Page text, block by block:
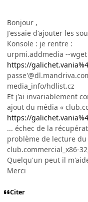
Bonjour ,
J'essaie d'ajouter les
Konsole : je rentre :
urpmi.addmedia --wget
https://
media_info/hdlist.cz
Et j'ai invariablement
ajout du média «
https://
... échec de la
problème de lecture
club.commercial_x86-
Quelqu'un peut il
Merci
Citer